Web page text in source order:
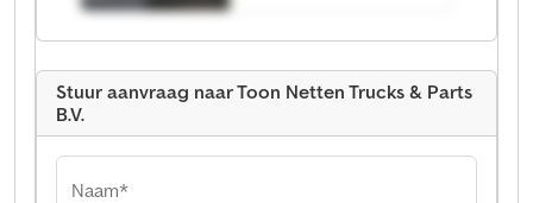
Stuur aanvraag naar Toon Netten Trucks & Parts
B.V.
Naam*